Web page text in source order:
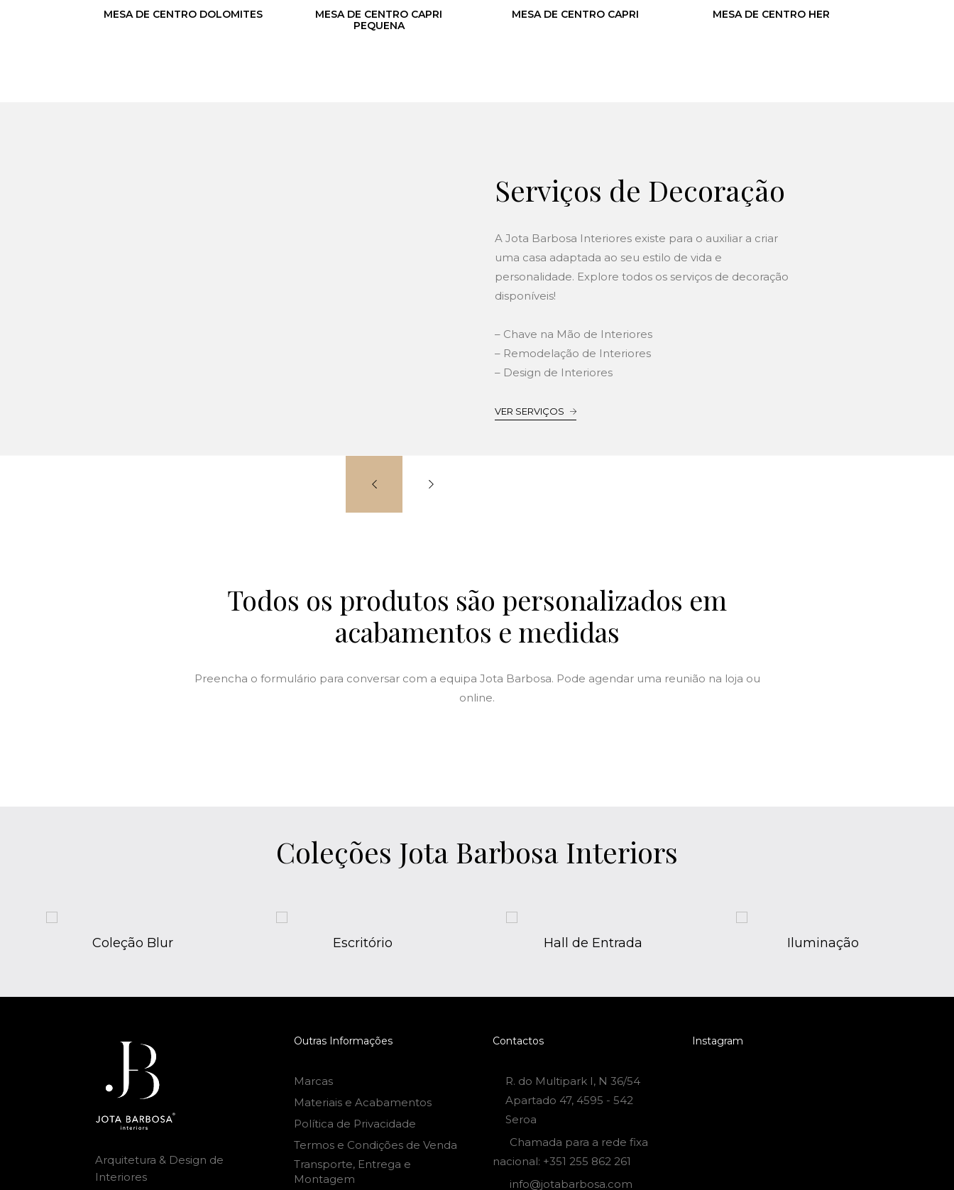
MESA DE CENTRO DOLOMITES
MESA DE CENTRO CAPRI
PEQUENA
MESA DE CENTRO CAPRI MESA DE CENTRO HER
Serviços de Decoração
A Jota Barbosa Interiores existe para o auxiliar a criar
uma casa adaptada ao seu estilo de vida e
personalidade. Explore todos os serviços de decoração
disponíveis!
– Chave na Mão de Interiores
– Remodelação de Interiores
– Design de Interiores
VER SERVIÇOS
Todos os produtos são personalizados em
acabamentos e medidas
Preencha o formulário para conversar com a equipa Jota Barbosa. Pode agendar uma reunião na loja ou
online.
Coleções Jota Barbosa Interiors
Coleção Blur Escritório Hall de Entrada Iluminação
Arquitetura & Design de
Interiores
Outras Informações
Marcas
Materiais e Acabamentos
Política de Privacidade
Termos e Condições de Venda
Transporte, Entrega e
Montagem
Contactos
R. do Multipark I, N 36/54
Apartado 47, 4595 - 542
Seroa
Chamada para a rede fixa
nacional: +351 255 862 261
info@jotabarbosa.com
Instagram